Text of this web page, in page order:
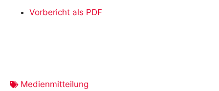
Vorbericht als PDF
Medienmitteilung